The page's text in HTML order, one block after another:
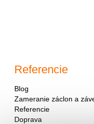
Referencie
Blog
Zameranie záclon a
Referencie
Doprava